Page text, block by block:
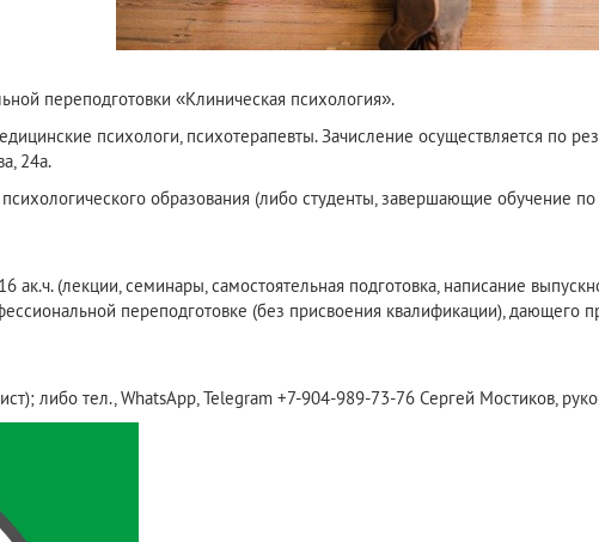
переподготовки «Клиническая психология».
психологи, психотерапевты. Зачисление осуществляется по
24а.
образования (либо студенты, завершающие обучение
(лекции, семинары, самостоятельная подготовка, написание
переподготовке (без присвоения квалификации), дающего
либо тел., WhatsApp, Telegram +7-904-989-73-76 Сергей Мостиков,